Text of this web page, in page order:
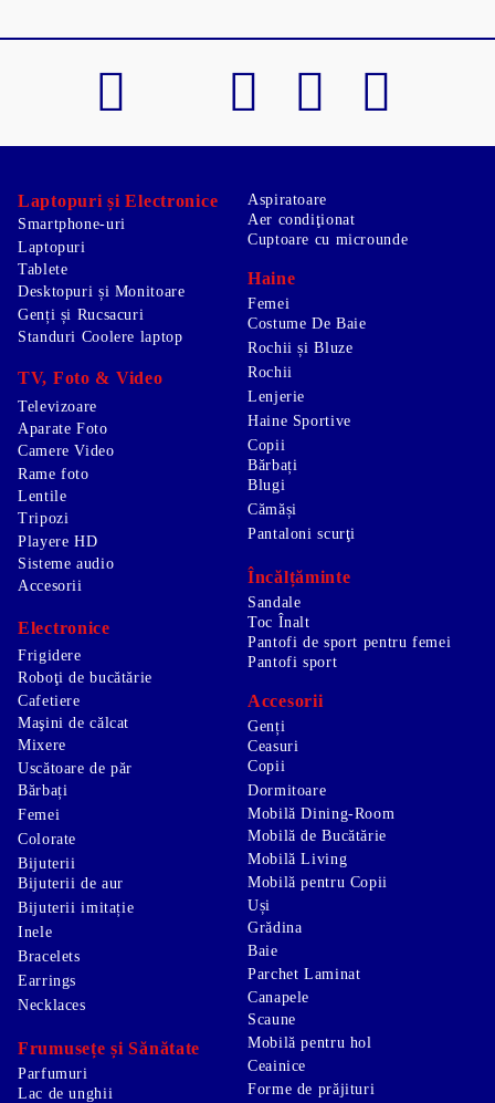
Laptopuri și Electronice
Smartphone-uri
Laptopuri
Tablete
Desktopuri și Monitoare
Genți și Rucsacuri
Standuri Coolere laptop
TV, Foto & Video
Televizoare
Aparate Foto
Camere Video
Rame foto
Lentile
Tripozi
Playere HD
Sisteme audio
Accesorii
Electronice
Frigidere
Roboţi de bucătărie
Cafetiere
Maşini de călcat
Mixere
Uscătoare de păr
Aspiratoare
Aer condiţionat
Cuptoare cu microunde
Haine
Femei
Costume De Baie
Rochii și Bluze
Rochii
Lenjerie
Haine Sportive
Copii
Bărbați
Blugi
Cămăși
Pantaloni scurţi
Încălțăminte
Sandale
Toc Înalt
Pantofi de sport pentru femei
Pantofi sport
Accesorii
Genți
Ceasuri
Copii
Bărbați
Femei
Colorate
Bijuterii
Bijuterii de aur
Bijuterii imitație
Inele
Bracelets
Earrings
Necklaces
Frumusețe și Sănătate
Parfumuri
Lac de unghii
Dormitoare
Mobilă Dining-Room
Mobilă de Bucătărie
Mobilă Living
Mobilă pentru Copii
Uși
Grădina
Baie
Parchet Laminat
Canapele
Scaune
Mobilă pentru hol
Ceainice
Forme de prăjituri